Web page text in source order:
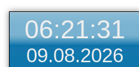
06:21:31
09.08.2026